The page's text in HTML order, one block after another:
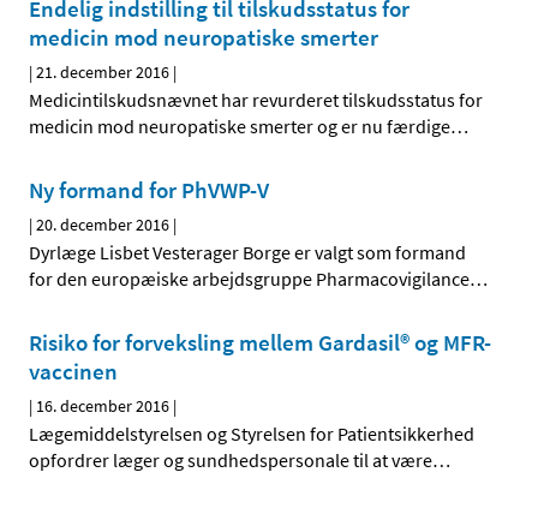
Endelig indstilling til tilskudsstatus for
medicin mod neuropatiske smerter
|21. december 2016 |
Medicintilskudsnævnet har revurderet tilskudsstatus for
medicin mod neuropatiske smerter og er nu færdige…
Ny formand for PhVWP-V
|20. december 2016 |
Dyrlæge Lisbet Vesterager Borge er valgt som formand
for den europæiske arbejdsgruppe Pharmacovigilance…
Risiko for forveksling mellem Gardasil® og MFR-
vaccinen
| 16. december 2016 |
Lægemiddelstyrelsen og Styrelsen for Patientsikkerhed
opfordrer læger og sundhedspersonale til at være…